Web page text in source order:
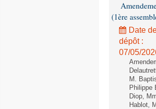
(1ère
Date
dépôt :
07/05/
M.
Philippe
Diop,
Hablot,